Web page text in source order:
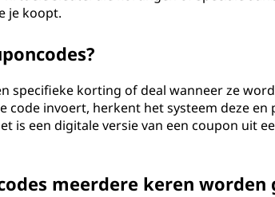
je koopt.
specifieke korting of deal wanneer ze
code invoert, herkent het systeem deze
is een digitale versie van een coupon uit
meerdere keren worden